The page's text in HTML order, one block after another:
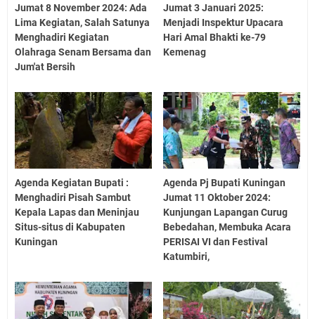
Jumat 8 November 2024: Ada
Lima Kegiatan, Salah Satunya
Menghadiri Kegiatan
Olahraga Senam Bersama dan
Jum'at Bersih
Jumat 3 Januari 2025:
Menjadi Inspektur Upacara
Hari Amal Bhakti ke-79
Kemenag
Agenda Kegiatan Bupati :
Menghadiri Pisah Sambut
Kepala Lapas dan Meninjau
Situs-situs di Kabupaten
Kuningan
Agenda Pj Bupati Kuningan
Jumat 11 Oktober 2024:
Kunjungan Lapangan Curug
Bebedahan, Membuka Acara
PERISAI VI dan Festival
Katumbiri,